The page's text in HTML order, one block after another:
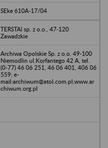
SEke 610A-17/04
TERSTAl sp. z o.o., 47-120
Zawadzkie
Archiwa Opolskie Sp. z o.o. 49-100
Niemodlin ul.Korfantego 42 A, tel.
(0-77) 46 06 251, 46 06 401, 406 06
559; e-
mail:archiwum@atol.com.pl;www.ar
chiwum.org.pl